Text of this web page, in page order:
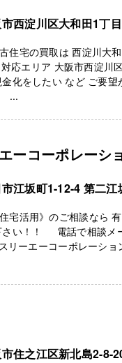
西淀川区大和田1丁
住宅の買取は 西淀川大
応エリア 大阪市西淀川
化をしたい など ご要
...
ーコーポレーシ
江坂町1-12-4 第二
宅活用》のご相談なら
さい！！ 電話で相談メ
リーエーコーポレーシ
住之江区新北島2-8-